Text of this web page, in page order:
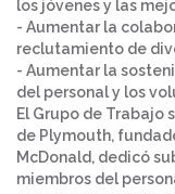
los jóvenes y las
- Aumentar la
reclutamiento de
- Aumentar la
del personal y los
El Grupo de Trabajo
de Plymouth,
McDonald, dedicó
miembros del